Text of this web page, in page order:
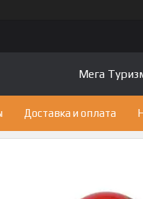
Мега
Доставка и оплата